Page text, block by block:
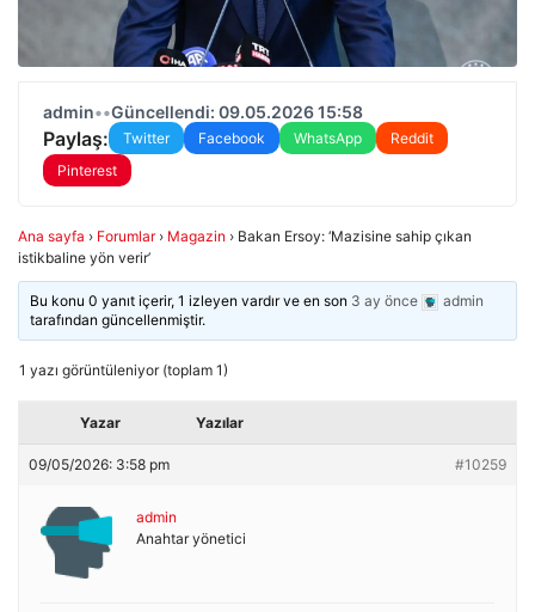
admin••Güncellendi: 09.05.2026 15:58
Paylaş: Twitter Facebook WhatsApp
Reddit
Pinterest
Ana sayfa › Forumlar › Magazin › Bakan Ersoy: ‘Mazisine sahip çıkan
istikbaline yön verir’
Bu konu 0 yanıt içerir, 1 izleyen vardır ve en son 3 ay önce
admin
tarafından güncellenmiştir.
1 yazı görüntüleniyor (toplam 1)
Yazar Yazılar
09/05/2026: 3:58 pm #10259
admin
Anahtar yönetici